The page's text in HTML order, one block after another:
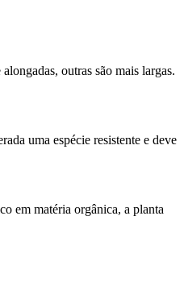
outras são mais largas.
uma espécie resistente e deve
em matéria orgânica, a planta